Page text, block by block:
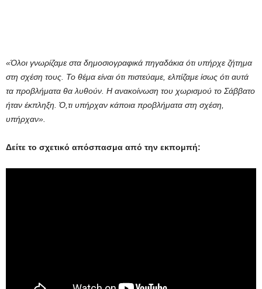
«Όλοι γνωρίζαμε στα δημοσιογραφικά πηγαδάκια ότι υπήρχε ζήτημα
στη σχέση τους. Το θέμα είναι ότι πιστεύαμε, ελπίζαμε ίσως ότι αυτά
τα προβλήματα θα λυθούν. Η ανακοίνωση του χωρισμού το Σάββατο
ήταν έκπληξη. Ό,τι υπήρχαν κάποια προβλήματα στη σχέση,
υπήρχαν».
Δείτε το σχετικό απόσπασμα από την εκπομπή: